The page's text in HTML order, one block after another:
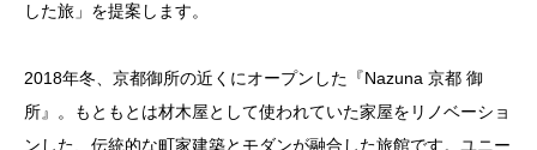
した旅」を提案します。
2018年冬、京都御所の近くにオープンした『Nazuna 京都 御
所』。もともとは材木屋として使われていた家屋をリノベーショ
ンした、伝統的な町家建築とモダンが融合した旅館です。ユニー